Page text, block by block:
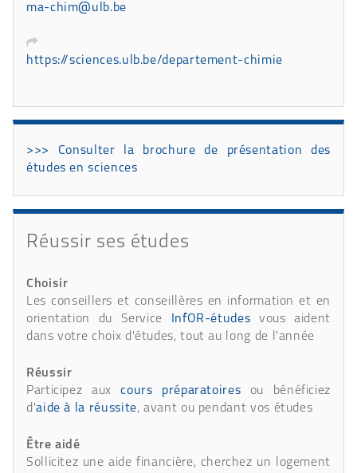
ma-chim@ulb.be
https://sciences.ulb.be/departement-chimie
>>> Consulter la brochure de présentation des
études en sciences
Réussir ses études
Choisir
Les conseillers et conseillères en information et en
orientation du Service InfOR-études vous aident
dans votre choix d'études, tout au long de l'année
Réussir
Participez auxcours préparatoires ou bénéficiez
d'aide à la réussite, avant ou pendant vos études
Être aidé
Sollicitez une aide financière, cherchez un logement